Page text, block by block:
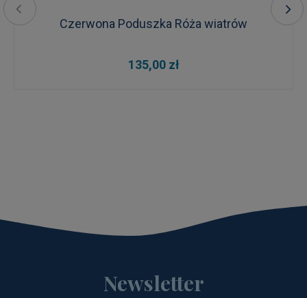
Czerwona Poduszka Róża wiatrów
135,00 zł
Newsletter